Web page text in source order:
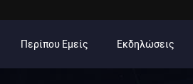
Περίπου Εμείς Εκδηλώσεις